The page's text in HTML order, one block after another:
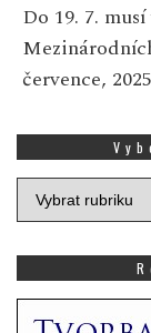
Do 19. 7.
července, 2025
Vyberte
si,
zajímá